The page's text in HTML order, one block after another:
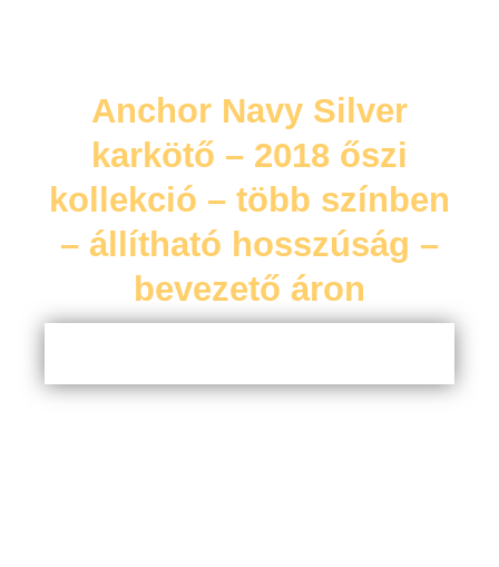
Anchor Navy Silver
karkötő – 2018 őszi
kollekció – több színben
– állítható hosszúság –
bevezető áron